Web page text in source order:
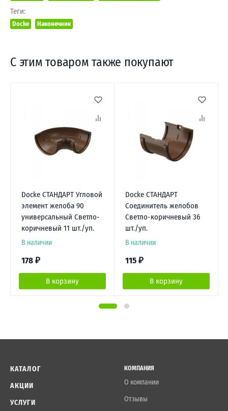
Теги:
Docke Наконечник
С этим товаром также покупают
Docke СТАНДАРТ Угловой
элемент желоба 90
универсальный Светло-
коричневый 11 шт./уп.
В наличии
178 ₽
В корзину
Docke СТАНДАРТ
Соединитель желобов
Светло-коричневый 36
шт./уп.
В наличии
115 ₽
В корзину
КАТАЛОГ
АКЦИИ
УСЛУГИ
КОМПАНИЯ
О компании
Отзывы